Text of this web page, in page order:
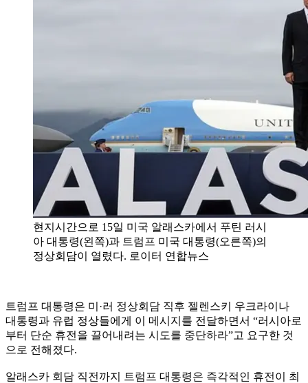
현지시간으로 15일 미국 알래스카에서 푸틴 러시
아 대통령(왼쪽)과 트럼프 미국 대통령(오른쪽)의
정상회담이 열렸다. 로이터 연합뉴스
트럼프 대통령은 미·러 정상회담 직후 젤렌스키 우크라이나
대통령과 유럽 정상들에게 이 메시지를 전달하면서 “러시아로
부터 단순 휴전을 끌어내려는 시도를 중단하라”고 요구한 것
으로 전해졌다.
알래스카 회담 직전까지 트럼프 대통령은 즉각적인 휴전이 최